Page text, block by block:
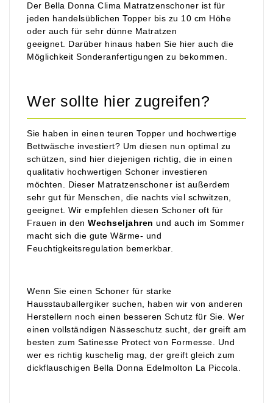
Der Bella Donna Clima Matratzenschoner ist für
jeden handelsüblichen Topper bis zu 10 cm Höhe
oder auch für sehr dünne Matratzen
geeignet. Darüber hinaus haben Sie hier auch die
Möglichkeit Sonderanfertigungen zu bekommen.
Wer sollte hier zugreifen?
Sie haben in einen teuren Topper und hochwertige
Bettwäsche investiert? Um diesen nun optimal zu
schützen, sind hier diejenigen richtig, die in einen
qualitativ hochwertigen Schoner investieren
möchten. Dieser Matratzenschoner ist außerdem
sehr gut für Menschen, die nachts viel schwitzen,
geeignet. Wir empfehlen diesen Schoner oft für
Frauen in den Wechseljahren und auch im Sommer
macht sich die gute Wärme- und
Feuchtigkeitsregulation bemerkbar.
Wenn Sie einen Schoner für starke
Hausstauballergiker suchen, haben wir von anderen
Herstellern noch einen besseren Schutz für Sie. Wer
einen vollständigen Nässeschutz sucht, der greift am
besten zum Satinesse Protect von Formesse. Und
wer es richtig kuschelig mag, der greift gleich zum
dickflauschigen Bella Donna Edelmolton La Piccola.